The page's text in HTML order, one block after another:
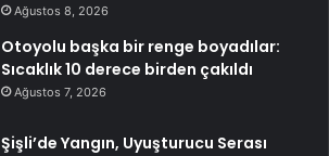
Ağustos 8, 2026
Otoyolu başka bir renge boyadılar:
Sıcaklık 10 derece birden çakıldı
Ağustos 7, 2026
Şişli’de Yangın, Uyuşturucu Serası